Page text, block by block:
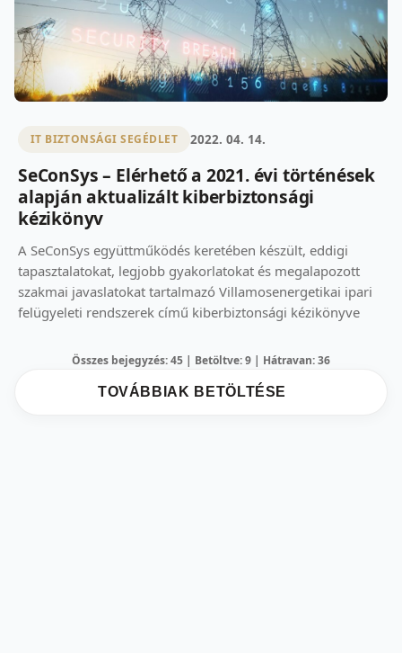
IT BIZTONSÁGI SEGÉDLET 2022. 04. 14.
SeConSys – Elérhető a 2021. évi történések
alapján aktualizált kiberbiztonsági
kézikönyv
A SeConSys együttműködés keretében készült, eddigi
tapasztalatokat, legjobb gyakorlatokat és megalapozott
szakmai javaslatokat tartalmazó Villamosenergetikai ipari
felügyeleti rendszerek című kiberbiztonsági kézikönyve
Összes bejegyzés: 45 | Betöltve: 9 | Hátravan: 36
TOVÁBBIAK BETÖLTÉSE